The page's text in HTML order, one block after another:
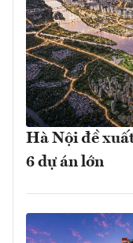
Hà Nội đề
6 dự án lớn